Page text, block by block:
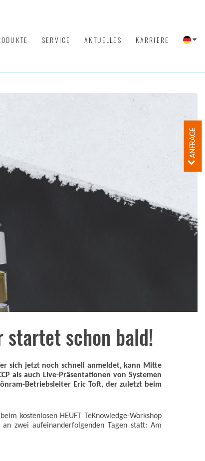
SERVICE AKTUELLES KARRIERE
ANFRAGE
startet schon bald!
sich jetzt noch schnell anmeldet, kann Mitte
als auch Live-Präsentationen von Systemen
Betriebsleiter Eric Toft, der zuletzt beim
kostenlosen HEUFT TeKnowledge-Workshop
zwei aufeinanderfolgenden Tagen statt: Am